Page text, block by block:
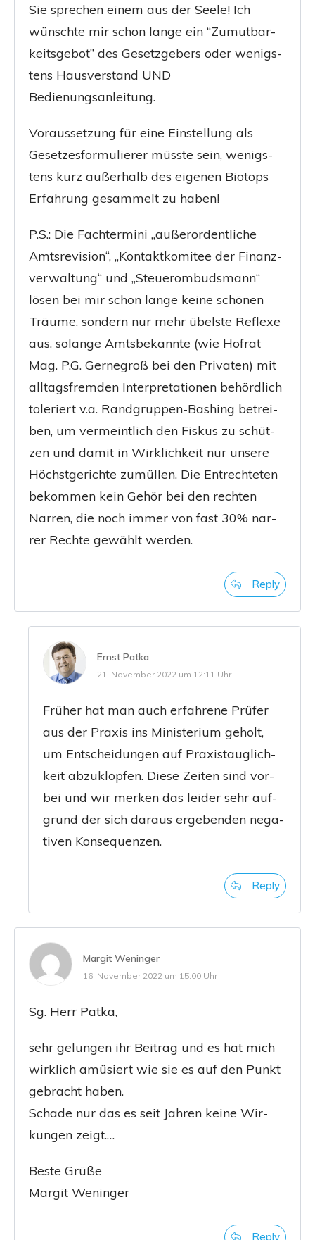
Sie spre­chen einem aus der See­le! Ich
wünsch­te mir schon lan­ge ein “Zumut­bar­
keits­ge­bot” des Gesetz­ge­bers oder wenigs­
tens Haus­ver­stand UND
Bedienungsanleitung.
Vor­aus­set­zung für eine Ein­stel­lung als
Geset­zes­for­mu­lie­rer müss­te sein, wenigs­
tens kurz außer­halb des eige­nen Bio­tops
Erfah­rung gesam­melt zu haben!
P.S.: Die Fach­ter­mi­ni „außer­or­dent­li­che
Amts­re­vi­si­on“, „Kon­takt­ko­mi­tee der Finanz­
ver­wal­tung“ und „Steu­er­om­buds­mann“
lösen bei mir schon lan­ge kei­ne schö­nen
Träu­me, son­dern nur mehr übels­te Refle­xe
aus, solan­ge Amts­be­kann­te (wie Hof­rat
Mag. P.G. Ger­ne­groß bei den Pri­va­ten) mit
all­tags­frem­den Inter­pre­ta­tio­nen behörd­lich
tole­riert v.a. Rand­grup­pen-Bas­hing betrei­
ben, um ver­meint­lich den Fis­kus zu schüt­
zen und damit in Wirk­lich­keit nur unse­re
Höchst­ge­rich­te zumül­len. Die Ent­rech­te­ten
bekom­men kein Gehör bei den rech­ten
Nar­ren, die noch immer von fast 30% nar­
rer Rech­te gewählt werden.
Reply
Ernst Patka
21. November 2022 um 12:11 Uhr
Frü­her hat man auch erfah­re­ne Prü­fer
aus der Pra­xis ins Minis­te­ri­um geholt,
um Ent­schei­dun­gen auf Pra­xis­taug­lich­
keit abzu­klop­fen. Die­se Zei­ten sind vor­
bei und wir mer­ken das lei­der sehr auf­
grund der sich dar­aus erge­ben­den nega­
ti­ven Konsequenzen.
Reply
Margit Weninger
16. November 2022 um 15:00 Uhr
Sg. Herr Patka,
sehr gelun­gen ihr Bei­trag und es hat mich
wirk­lich amü­siert wie sie es auf den Punkt
gebracht haben.
Scha­de nur das es seit Jah­ren kei­ne Wir­
kun­gen zeigt.…
Bes­te Grüße
Mar­git Weninger
Reply